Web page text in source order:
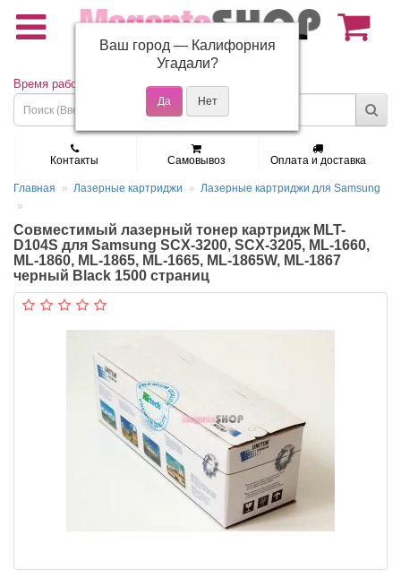
(495) 150-01-37
Время работы: Пн - Пт 9:30 - 19:00
Контакты Самовывоз Оплата и доставка
Главная Лазерные картриджи Лазерные картриджи для Samsung
Совместимый лазерный тонер картридж MLT-
D104S для Samsung SCX-3200, SCX-3205, ML-1660,
ML-1860, ML-1865, ML-1665, ML-1865W, ML-1867
черный Black 1500 страниц
Ваш город — Калифорния
Угадали?